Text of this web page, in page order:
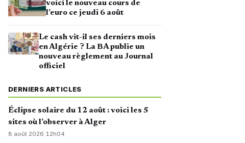
voici le nouveau cours de
l’euro ce jeudi 6 août
Le cash vit-il ses derniers mois
en Algérie ? La BA publie un
nouveau règlement au Journal
officiel
DERNIERS ARTICLES
Éclipse solaire du 12 août : voici les 5
sites où l’observer à Alger
8 août 2026·12h04